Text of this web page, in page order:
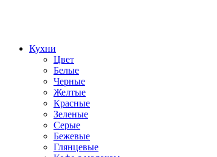
Кухни
Цвет
Белые
Черные
Желтые
Красные
Зеленые
Серые
Бежевые
Глянцевые